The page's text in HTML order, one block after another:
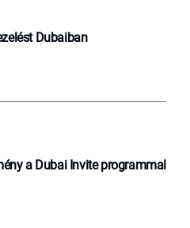
Dubaiban
a Dubai Invite programmal